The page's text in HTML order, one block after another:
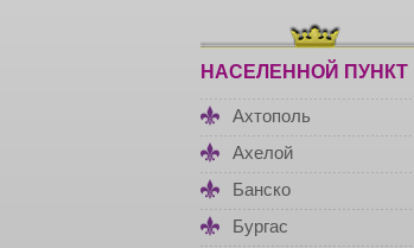
НАСЕЛЕННОЙ ПУНКТ
Ахтополь
Ахелой
Банско
Бургас